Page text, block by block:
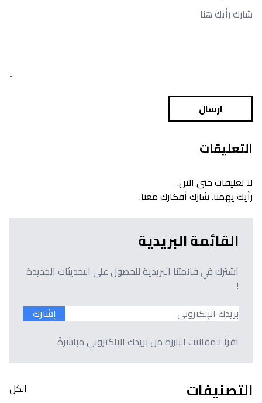
ارسال
التعليقات
لا تعليقات حتى الآن.
رأيك يهمنا. شارك أفكارك معنا.
القائمة البريدية
اشترك في قائمتنا البريدية للحصول على التحديثات الجديدة
!
إشترك
اقرأ المقالات البارزة من بريدك الإلكتروني مباشرةً
التصنيفات الكل